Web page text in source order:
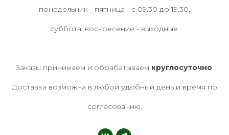
понедельник - пятница - с 09.30 до 19.30,
суббота, воскресение - выходные.
Заказы принимаем и обрабатываем круглосуточно.
Доставка возможна в любой удобный день и время по
согласованию.